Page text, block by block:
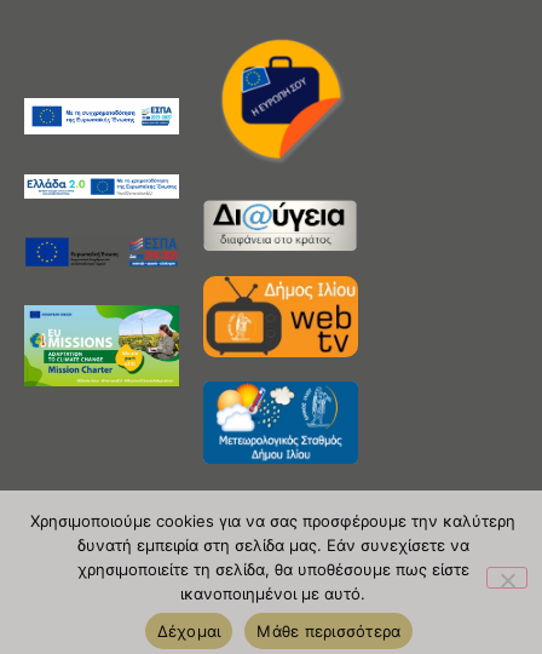
Copyright 2020 © Δήμος Ιλίου
| powered by Evolutionprojects
Χρησιμοποιούμε cookies για να σας προσφέρουμε την καλύτερη
δυνατή εμπειρία στη σελίδα μας. Εάν συνεχίσετε να
χρησιμοποιείτε τη σελίδα, θα υποθέσουμε πως είστε
ικανοποιημένοι με αυτό.
Δέχομαι
Μάθε περισσότερα